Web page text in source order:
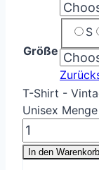
Größe
S
T-Shirt -
Unisex Menge
In den Warenkorb